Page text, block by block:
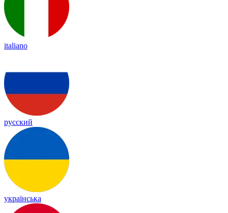
italiano
русский
українська